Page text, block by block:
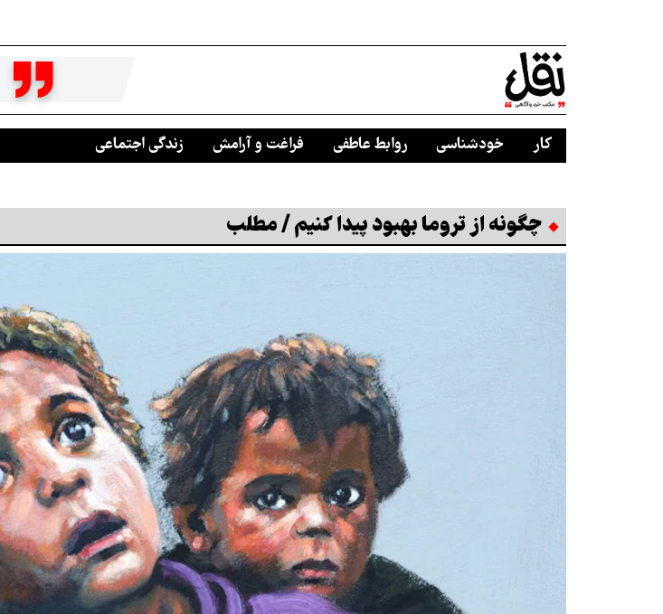
کار خودشناسی روابط عاطفی فراغت و آرامش زندگی اجتماعی
چگونه از تروما بهبود پیدا کنیم / مطلب